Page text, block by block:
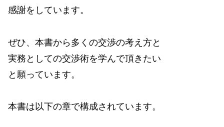
感謝をしています。
ぜひ、本書から多くの交渉の考え方と
実務としての交渉術を学んで頂きたい
と願っています。
本書は以下の章で構成されています。